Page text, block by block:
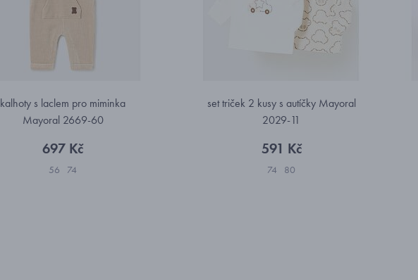
kalhoty s laclem pro miminka
Mayoral 2669-60
697 Kč
56 74
set triček 2 kusy s autíčky Mayoral
2029-11
591 Kč
74 80